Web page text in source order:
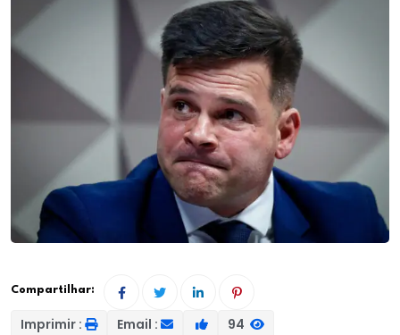
Compartilhar:
Imprimir : Email : 94